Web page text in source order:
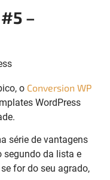
–
o Conversion WP
WordPress
série de vantagens
segundo da lista e
for do seu agrado,